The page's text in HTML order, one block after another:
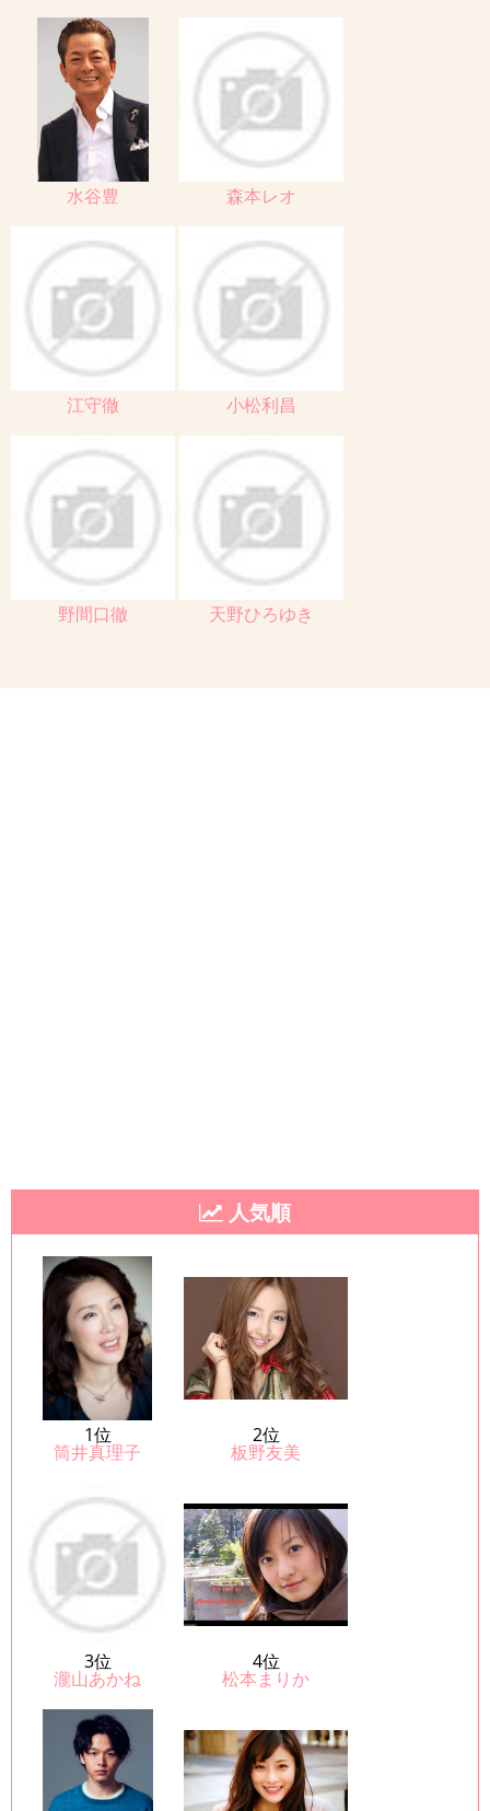
水谷豊 森本レオ
江守徹 小松利昌
野間口徹 天野ひろゆき
人気順
1位
筒井真理子
2位
板野友美
3位
瀧山あかね
4位
松本まりか